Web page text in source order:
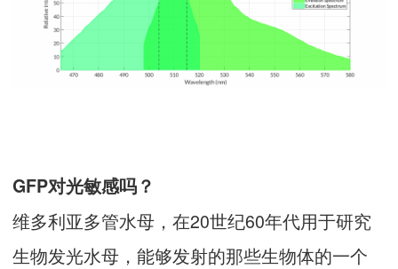
GFP对光敏感吗？
维多利亚多管水母，在20世纪60年代用于研究
生物发光水母，能够发射的那些生物体的一个